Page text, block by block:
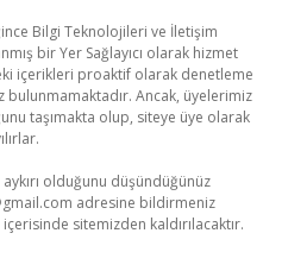
Bilgi Teknolojileri ve İletişim
bir Yer Sağlayıcı olarak hizmet
içerikleri proaktif olarak denetleme
bulunmamaktadır. Ancak, üyelerimiz
taşımakta olup, siteye üye olarak
olduğunu düşündüğünüz
adresine bildirmeniz
sitemizden kaldırılacaktır.